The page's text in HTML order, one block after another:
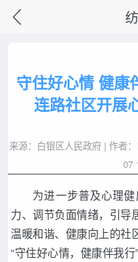
守住好心情 健
连路社区开展
来源：白银区人民政府 | 作者
07
为进一步普及心理
力、调节负面情绪，引导
温暖和谐、健康向上的社
“守住好心情，健康伴我